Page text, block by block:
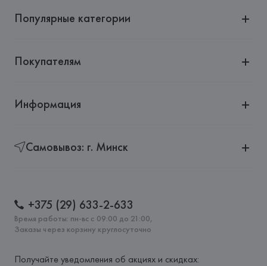
Популярные категории
Покупателям
Информация
Самовывоз: г. Минск
+375 (29) 633-2-633
Время работы: пн-вс с 09:00 до 21:00,
Заказы через корзину круглосуточно
Получайте уведомления об акциях и скидках: